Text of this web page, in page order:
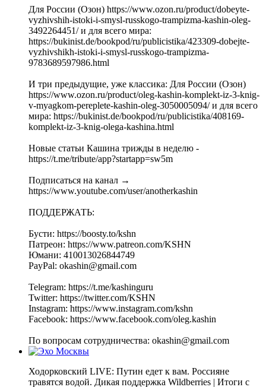
Для России (Озон) https://www.ozon.ru/product/dobeyte-
vyzhivshih-istoki-i-smysl-russkogo-trampizma-kashin-oleg-
3492264451/ и для всего мира:
https://bukinist.de/bookpod/ru/publicistika/423309-dobejte-
vyzhivshikh-istoki-i-smysl-russkogo-trampizma-
9783689597986.html
И три предыдущие, уже классика: Для России (Озон)
https://www.ozon.ru/product/oleg-kashin-komplekt-iz-3-knig-
v-myagkom-pereplete-kashin-oleg-3050005094/ и для всего
мира: https://bukinist.de/bookpod/ru/publicistika/408169-
komplekt-iz-3-knig-olega-kashina.html
Новые статьи Кашина трижды в неделю -
https://t.me/tribute/app?startapp=sw5m
Подписаться на канал →
https://www.youtube.com/user/anotherkashin
ПОДДЕРЖАТЬ:
Бусти: https://boosty.to/kshn
Патреон: https://www.patreon.com/KSHN
Юмани: 410013026844749
PayPal: okashin@gmail.com
Telegram: https://t.me/kashinguru
Twitter: https://twitter.com/KSHN
Instagram: https://www.instagram.com/kshn
Facebook: https://www.facebook.com/oleg.kashin
По вопросам сотрудничества: okashin@gmail.com
Ходорковский LIVE: Путин едет к вам. Россияне
травятся водой. Дикая поддержка Wildberries | Итоги с